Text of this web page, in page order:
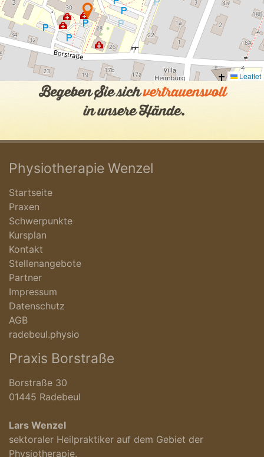
Leaflet
Physiotherapie Wenzel
Startseite
Praxen
Schwerpunkte
Kursplan
Kontakt
Stellenangebote
Partner
Impressum
Datenschutz
AGB
radebeul.physio
Praxis Borstraße
Borstraße 30
01445 Radebeul
Lars Wenzel
sektoraler Heilpraktiker auf dem Gebiet der
Physiotherapie.